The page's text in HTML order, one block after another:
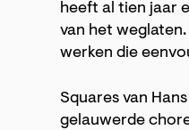
heeft al tien jaar
van het
werken die
Squares van
gelauwerde